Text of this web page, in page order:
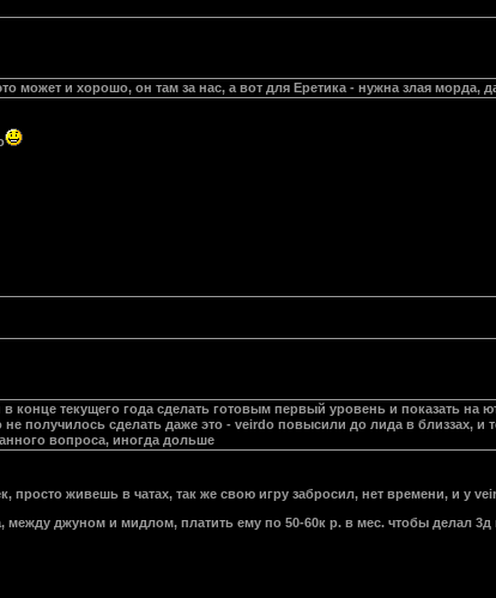
может и хорошо, он там за нас, а вот для Еретика - нужна злая морда,
конце текущего года сделать готовым первый уровень и показать на
получилось сделать даже это - veirdo повысили до лида в близзах, и
вопроса, иногда дольше
просто живешь в чатах, так же свою игру забросил, нет времени, и у
джуном и мидлом, платить ему по 50-60к р. в мес. чтобы делал 3д